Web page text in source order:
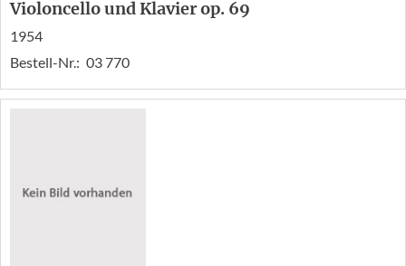
Violoncello und Klavier op. 69
1954
Bestell-Nr.: 03 770